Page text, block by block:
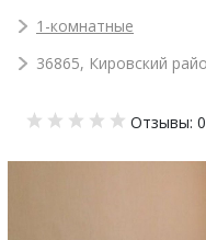
Войти /
объявление
1-комнатные
36865, Кировский
Отзывы: 0